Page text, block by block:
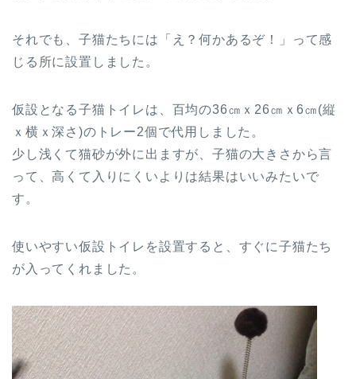
それでも、子猫たちには「え？何かあるぞ！」って感
じる所に設置しました。
仮設となる子猫トイレは、百均の36㎝ｘ26㎝ｘ6㎝(縦
ｘ横ｘ深さ)のトレー2個で代用しました。
少し浅くて猫砂が外に出ますが、子猫の大きさから言
って、高くて入りにくいよりは結果はいいみたいで
す。
使いやすい仮設トイレを設置すると、すぐに子猫たち
が入ってくれました。